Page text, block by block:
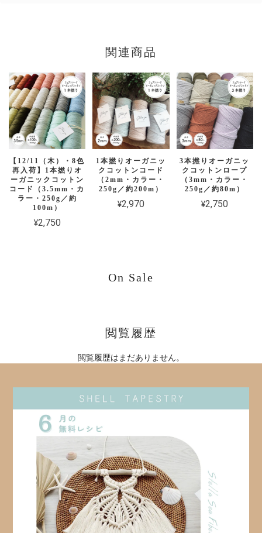
関連商品
【12/11（木）・8色
再入荷】1本撚りオ
ーガニックコットン
コード（3.5mm・カ
ラー・250g／約
100m）
¥2,750
1本撚りオーガニッ
クコットンコード
（2mm・カラー・
250g／約200m）
¥2,970
3本撚りオーガニッ
クコットンロープ
（3mm・カラー・
250g／約80m）
¥2,750
On Sale
閲覧履歴
閲覧履歴はまだありません。